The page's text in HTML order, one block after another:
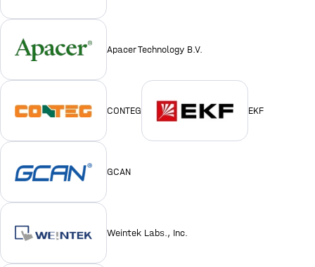
Apacer Technology B.V.
CONTEG EKF
GCAN
Weintek Labs., Inc.